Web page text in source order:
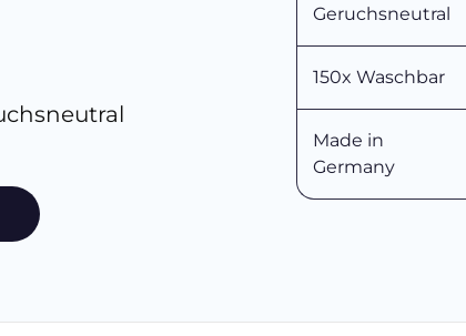
Geruchsneutral
150x Waschbar
Made in
Germany